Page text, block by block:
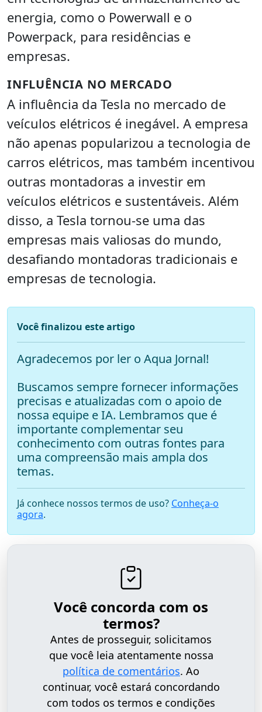
energia, como o Powerwall e o
Powerpack, para residências e
empresas.
INFLUÊNCIA NO MERCADO
A influência da Tesla no mercado de
veículos elétricos é inegável. A empresa
não apenas popularizou a tecnologia de
carros elétricos, mas também incentivou
outras montadoras a investir em
veículos elétricos e sustentáveis. Além
disso, a Tesla tornou-se uma das
empresas mais valiosas do mundo,
desafiando montadoras tradicionais e
empresas de tecnologia.
Você finalizou este artigo
Agradecemos por ler o Aqua Jornal!
Buscamos sempre fornecer informações
precisas e atualizadas com o apoio de
nossa equipe e IA. Lembramos que é
importante complementar seu
conhecimento com outras fontes para
uma compreensão mais ampla dos
temas.
Já conhece nossos termos de uso? Conheça-o
agora.
Você concorda com os
termos?
Antes de prosseguir, solicitamos
que você leia atentamente nossa
política de comentários. Ao
continuar, você estará concordando
com todos os termos e condições